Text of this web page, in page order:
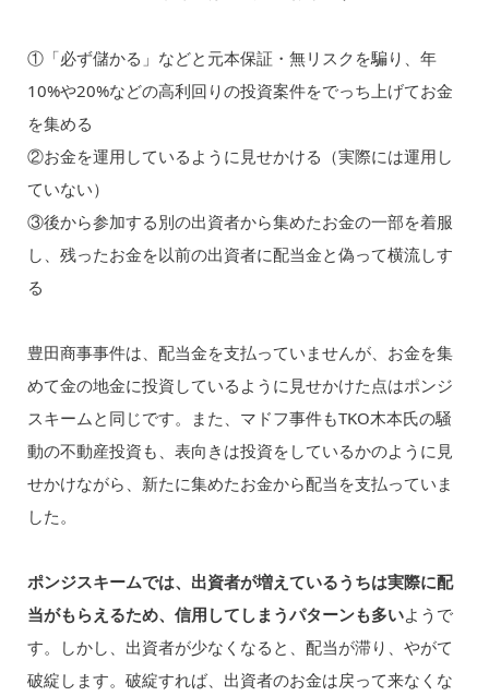
①「必ず儲かる」などと元本保証・無リスクを騙り、年
10%や20%などの高利回りの投資案件をでっち上げてお金
を集める
②お金を運用しているように見せかける（実際には運用し
ていない）
③後から参加する別の出資者から集めたお金の一部を着服
し、残ったお金を以前の出資者に配当金と偽って横流しす
る
豊田商事事件は、配当金を支払っていませんが、お金を集
めて金の地金に投資しているように見せかけた点はポンジ
スキームと同じです。また、マドフ事件もTKO木本氏の騒
動の不動産投資も、表向きは投資をしているかのように見
せかけながら、新たに集めたお金から配当を支払っていま
した。
ポンジスキームでは、出資者が増えているうちは実際に配
当がもらえるため、信用してしまうパターンも多いようで
す。しかし、出資者が少なくなると、配当が滞り、やがて
破綻します。破綻すれば、出資者のお金は戻って来なくな